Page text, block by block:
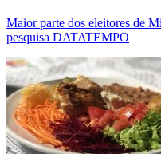
Maior parte dos eleitores de
pesquisa DATATEMPO